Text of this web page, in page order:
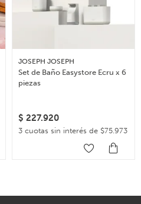
JOSEPH JOSEPH
Set de Baño Easystore Ecru x 6
piezas
$ 227.920
3 cuotas sin interés de $75.973